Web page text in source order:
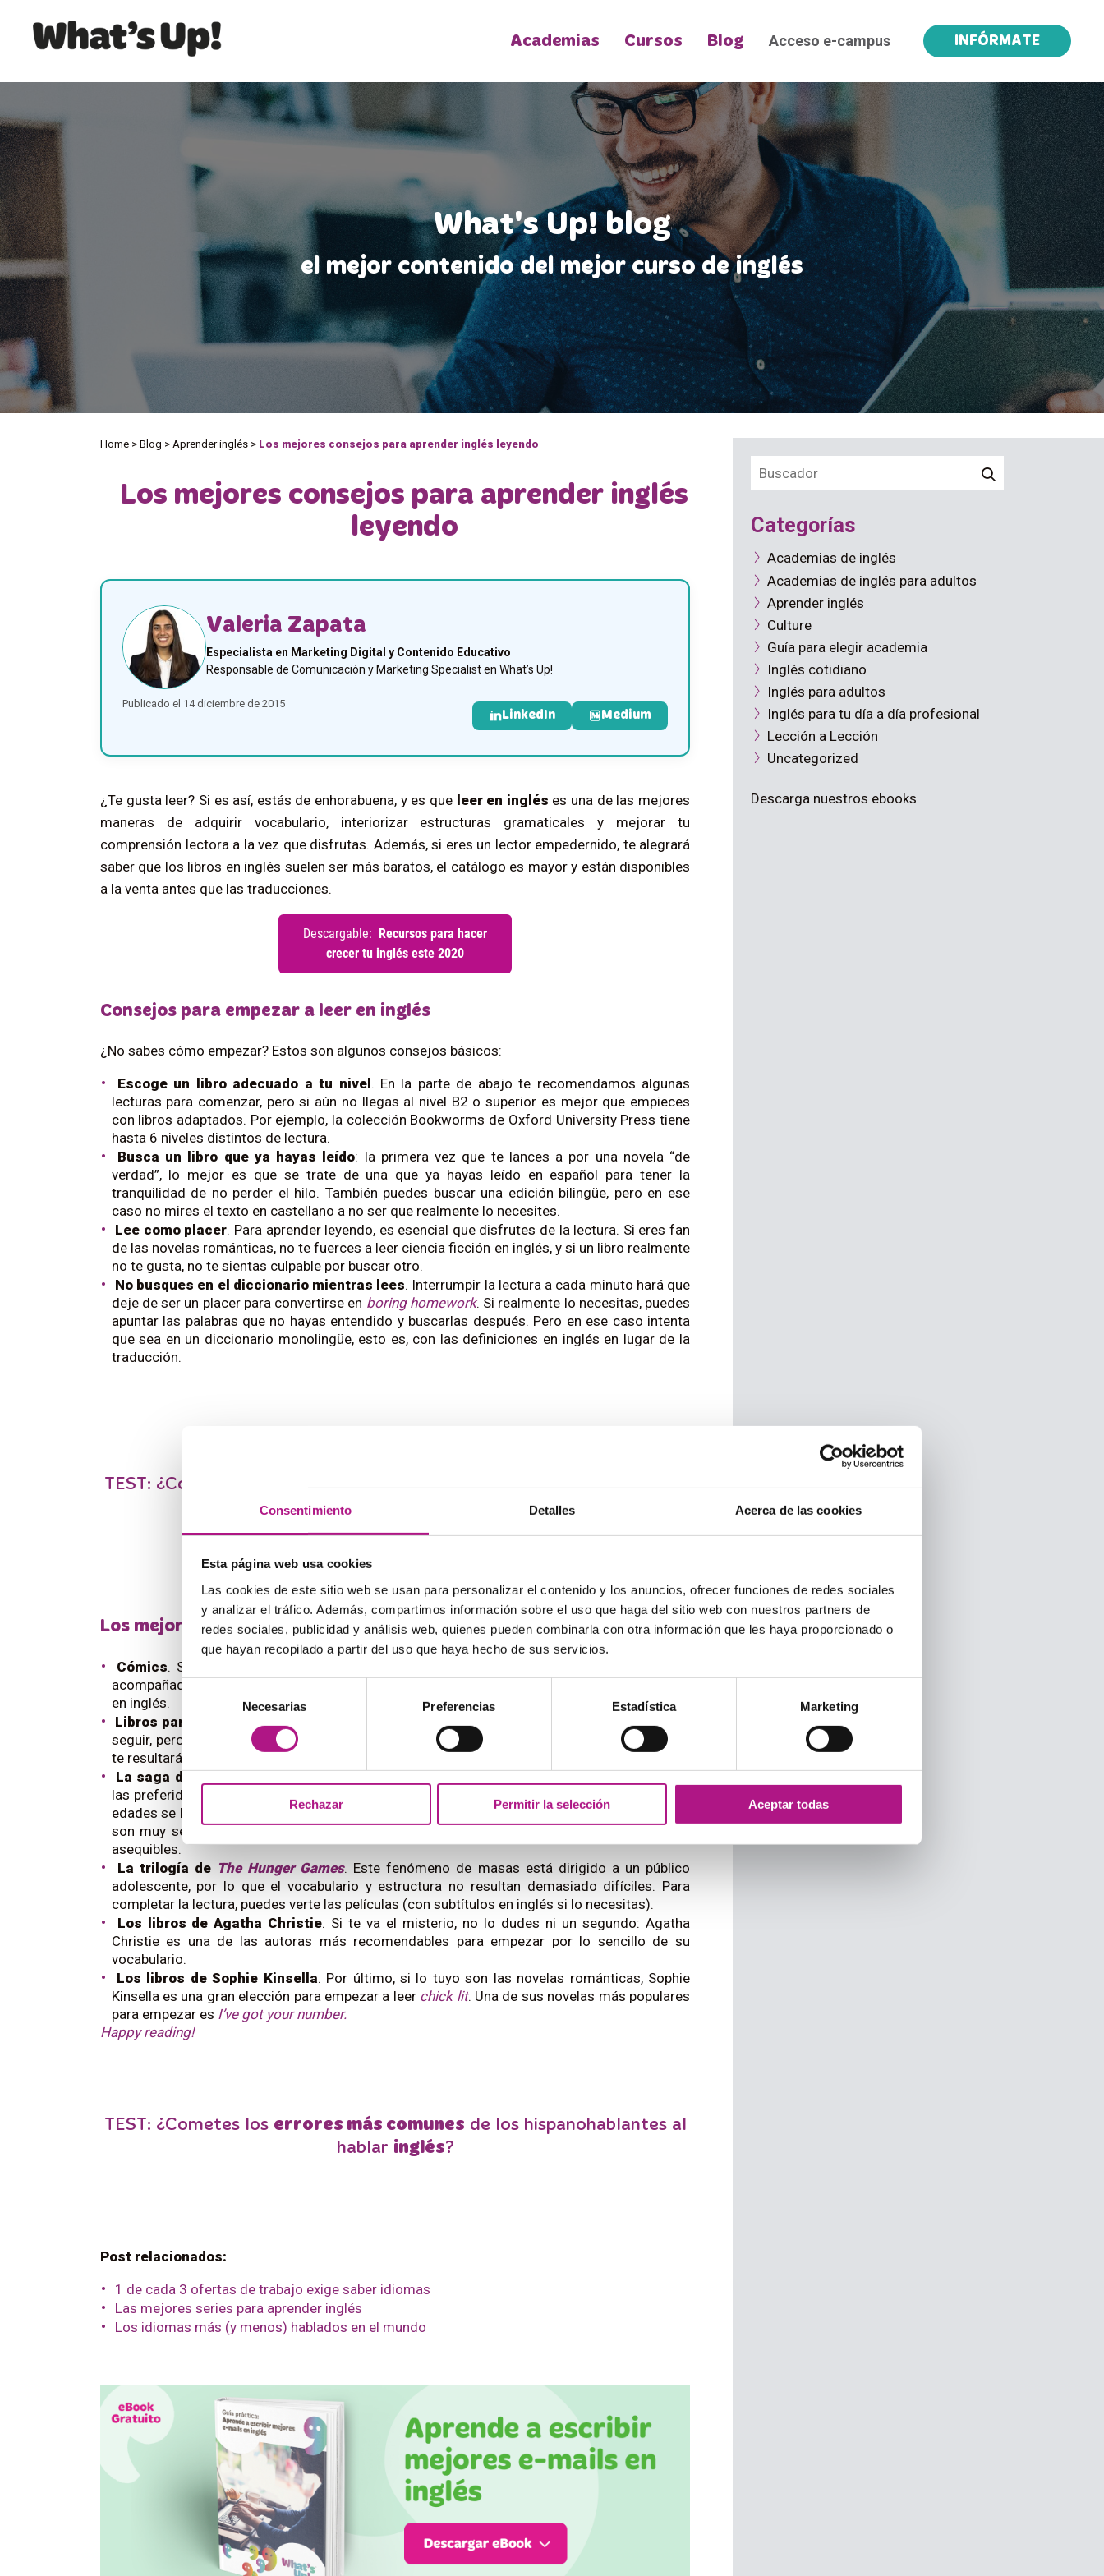
Consentimiento Detalles Acerca de las cookies
Esta página web usa cookies
Las cookies de este sitio web se usan para personalizar el contenido y los anuncios, ofrecer funciones de redes sociales
y analizar el tráfico. Además, compartimos información sobre el uso que haga del sitio web con nuestros partners de
redes sociales, publicidad y análisis web, quienes pueden combinarla con otra información que les haya proporcionado o
que hayan recopilado a partir del uso que haya hecho de sus servicios.
Selección
consentimiento
Necesarias Preferencias Estadística Marketing
Rechazar Permitir la selección Aceptar todas
Academias Cursos Blog Acceso e-campus INFÓRMATE
What's Up! blog
el mejor contenido del mejor curso de inglés
Home > Blog > Aprender inglés > Los mejores consejos para aprender inglés leyendo
Los mejores consejos para aprender inglés
leyendo
Valeria Zapata
Especialista en Marketing Digital y Contenido Educativo
Responsable de Comunicación y Marketing Specialist en What’s Up!
Publicado el 14 diciembre de 2015
LinkedIn Medium
¿Te gusta leer? Si es así, estás de enhorabuena, y es queleer en inglés es una de las mejores
maneras de adquirir vocabulario, interiorizar estructuras gramaticales y mejorar tu
comprensión lectora a la vez que disfrutas. Además, si eres un lector empedernido, te alegrará
saber que los libros en inglés suelen ser más baratos, el catálogo es mayor y están disponibles
a la venta antes que las traducciones.
Consejos para empezar a leer en inglés
¿No sabes cómo empezar? Estos son algunos consejos básicos:
Escoge un libro adecuado a tu nivel . En la parte de abajo te recomendamos algunas
lecturas para comenzar, pero si aún no llegas al nivel B2 o superior es mejor que empieces
con libros adaptados. Por ejemplo, la colección Bookworms de Oxford University Press tiene
hasta 6 niveles distintos de lectura.
Busca un libro que ya hayas leído: la primera vez que te lances a por una novela “de
verdad”, lo mejor es que se trate de una que ya hayas leído en español para tener la
tranquilidad de no perder el hilo. También puedes buscar una edición bilingüe, pero en ese
caso no mires el texto en castellano a no ser que realmente lo necesites.
Lee como placer. Para aprender leyendo, es esencial que disfrutes de la lectura. Si eres fan
de las novelas románticas, no te fuerces a leer ciencia ficción en inglés, y si un libro realmente
no te gusta, no te sientas culpable por buscar otro.
No busques en el diccionario mientras lees. Interrumpir la lectura a cada minuto hará que
deje de ser un placer para convertirse en boring homework. Si realmente lo necesitas, puedes
apuntar las palabras que no hayas entendido y buscarlas después. Pero en ese caso intenta
que sea en un diccionario monolingüe, esto es, con las definiciones en inglés en lugar de la
traducción.
TEST: ¿Cometes loserrores más comunesde los hispanohablantes al
hablar
Los mejores libros para aprender inglés leyendo
Cómics. Si te gustan los cómics, ¡estás de suerte! Al llevar relativamente poco texto e ir
acompañados de dibujos, los cómics son una de las maneras más fáciles de empezar a leer
en inglés.
Libros para niños
. Clásicos como Charlie y la fábrica de chocolate
son fáciles de
seguir, pero tienen una trama interesante. Además, como seguro que ya conoces la historia,
te resultará sencillo no perderte.
La saga de Harry Potter
las preferidas para empezar a leer en inglés, y con razón. Millones de personas de todas las
edades se lo han pasado en grande con las aventuras de este mago. Los dos primeros libros
son muy sencillos; a partir del tercero la dificultad sube un poco, pero siguen siendo muy
asequibles.
La trilogía de The Hunger Games. Este fenómeno de masas está dirigido a un público
adolescente, por lo que el vocabulario y estructura no resultan demasiado difíciles. Para
completar la lectura, puedes verte las películas (con subtítulos en inglés si lo necesitas).
Los libros de Agatha Christie. Si te va el misterio, no lo dudes ni un segundo: Agatha
Christie es una de las autoras más recomendables para empezar por lo sencillo de su
vocabulario.
Los libros de Sophie Kinsella. Por último, si lo tuyo son las novelas románticas, Sophie
Kinsella es una gran elección para empezar a leer chick lit. Una de sus novelas más populares
para empezar es I’ve got your number.
Happy reading!
TEST: ¿Cometes los errores más comunes de los hispanohablantes al
hablar inglés?
Post relacionados:
1 de cada 3 ofertas de trabajo exige saber idiomas
Las mejores series para aprender inglés
Los idiomas más (y menos) hablados en el mundo
Categorías
Academias de inglés
Academias de inglés para adultos
Aprender inglés
Culture
Guía para elegir academia
Inglés cotidiano
Inglés para adultos
Inglés para tu día a día profesional
Lección a Lección
Uncategorized
Descarga nuestros ebooks